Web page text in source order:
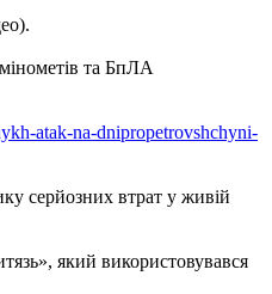
та БпЛА
atak-na-dnipropetrovshchyni-
серйозних втрат у живій
який використовувався